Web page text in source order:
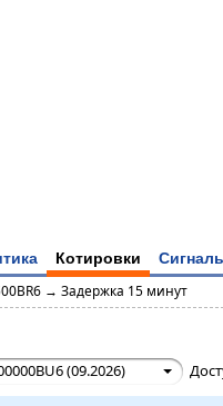
Котировки
→ Задержка 15 минут
(09.2026)